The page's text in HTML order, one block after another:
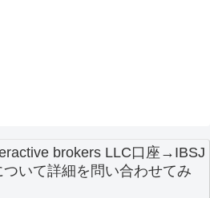
brokers LLC口座→IBSJ
いて詳細を問い合わせてみ